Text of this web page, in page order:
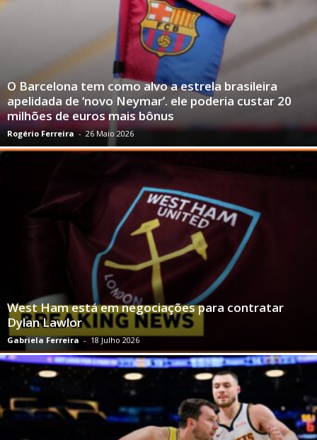
O Barcelona tem como alvo a estrela brasileira
apelidada de ‘novo Neymar’. ele poderia custar 20
milhões de euros mais bônus
Rogério Ferreira - 26 Maio 2026
West Ham está em negociações para contratar
Dylan Lawlor
Gabriela Ferreira - 18 Julho 2026